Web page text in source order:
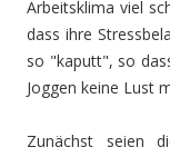
Arbeitsklima viel
dass ihre
so "kaputt", so
Joggen keine Lust
Zunächst seien